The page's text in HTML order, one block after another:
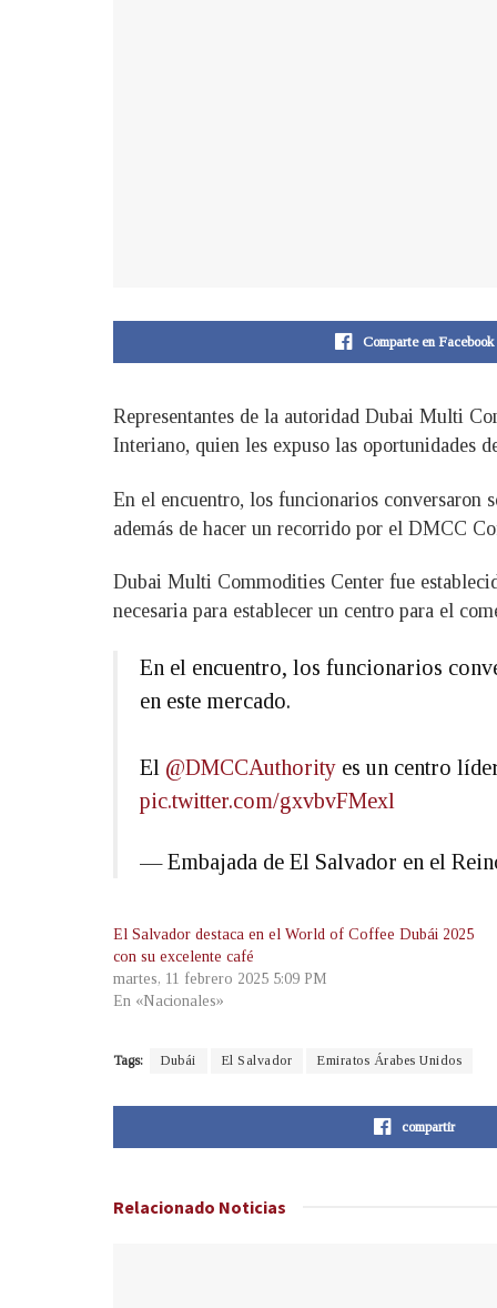
Comparte en Facebook
Representantes de la autoridad Dubai Multi
Interiano, quien les expuso las oportunidades
En el encuentro, los funcionarios conversaron
además de hacer un recorrido por el DMCC
Dubai Multi Commodities Center fue
necesaria para establecer un centro para el
En el encuentro, los funcionarios
en este mercado.
El @DMCCAuthority es un centro
pic.twitter.com/gxvbvFMexl
— Embajada de El Salvador en el
El Salvador destaca en el World of Coffee Dubái 2025
con su excelente café
martes, 11 febrero 2025 5:09 PM
En «Nacionales»
Tags: Dubái El Salvador Emiratos Árabes Unidos
compartir
Relacionado Noticias